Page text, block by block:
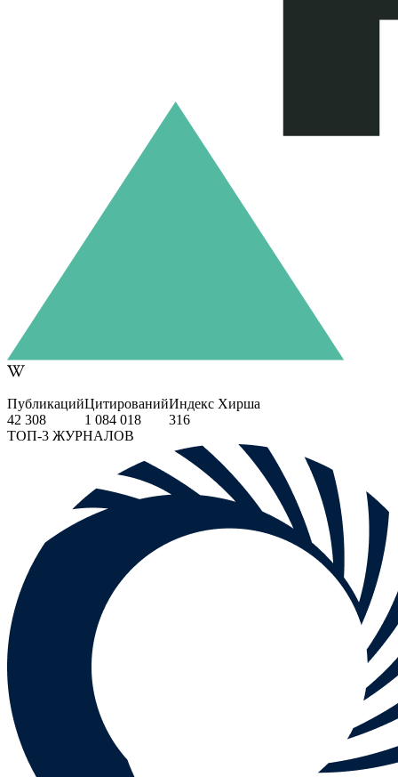
Публикаций
42 308
Цитирований
1 084 018
Индекс Хирша
316
ТОП-3 ЖУРНАЛОВ